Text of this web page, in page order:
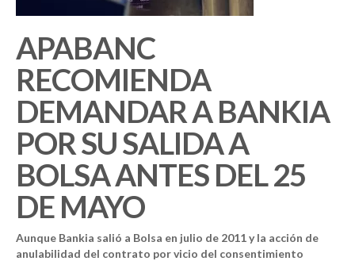
APABANC
RECOMIENDA
DEMANDAR A BANKIA
POR SU SALIDA A
BOLSA ANTES DEL 25
DE MAYO
Aunque Bankia salió a Bolsa en julio de 2011 y la acción de
anulabilidad del contrato por vicio del consentimiento